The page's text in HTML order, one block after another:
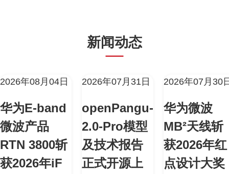
新闻动态
2026年08月04日
华为E-band
微波产品
RTN 3800斩
获2026年iF
2026年07月31日
openPangu-
2.0-Pro模型
及技术报告
正式开源上
2026年07月30
华为微波
MB²天线斩
获2026年红
点设计大奖